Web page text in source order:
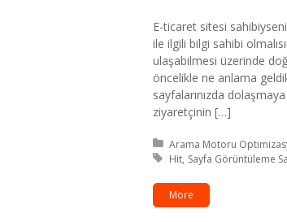
E-ticaret sitesi
ile ilgili bilgi sahibi
ulaşabilmesi üzerinde
öncelikle ne anlama
sayfalarınızda
ziyaretçinin […]
Kategori:
Arama Motoru
Etiket:
Hit Sayfa Görüntüleme
More